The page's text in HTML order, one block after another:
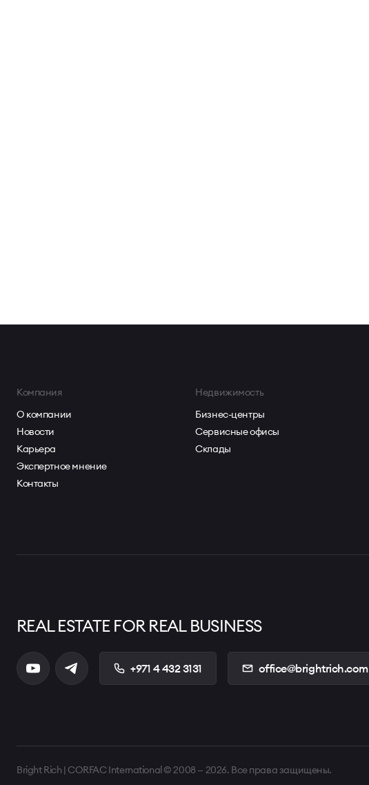
Компания
О компании
Новости
Карьера
Экспертное мнение
Контакты
Недвижимость
Бизнес-центры
Сервисные офисы
Склады
REAL ESTATE FOR REAL BUSINESS
+971 4 432 3131 office@brightrich.com
Bright Rich | CORFAC International © 2008 — 2026. Все права защищены.